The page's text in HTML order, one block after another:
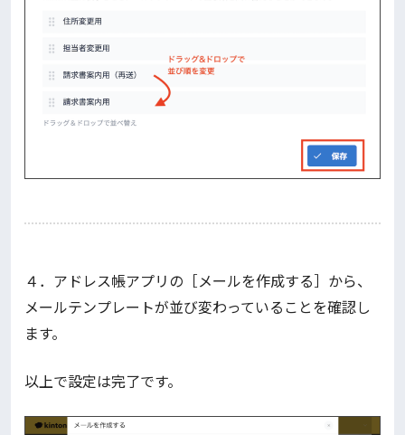
４．アドレス帳アプリの［メールを作成する］から、
メールテンプレートが並び変わっていることを確認し
ます。
以上で設定は完了です。